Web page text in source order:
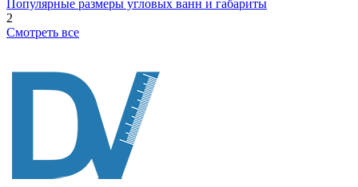
Популярные размеры угловых ванн и габариты
2
Смотреть все